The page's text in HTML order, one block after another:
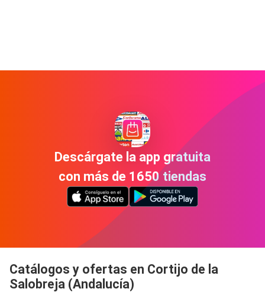
Descárgate la app gratuita
con más de 1650 tiendas
Catálogos y ofertas en Cortijo de la
Salobreja (Andalucía)